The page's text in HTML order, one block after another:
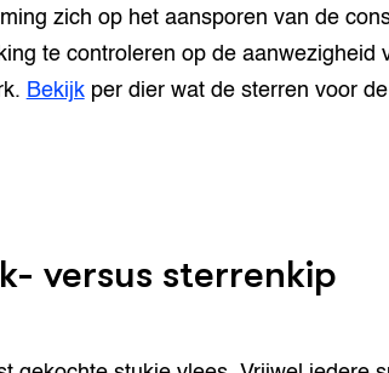
zich op het aansporen van de
te controleren op de aanwezigheid
Bekijkper dier wat de sterren voor
versus sterrenkip